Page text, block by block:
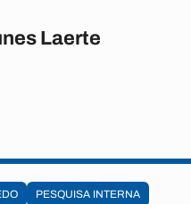
Laerte
PESQUISA INTERNA